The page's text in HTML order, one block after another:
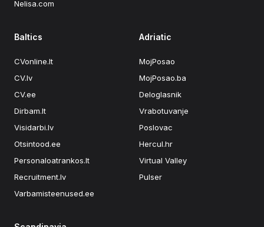
Nelisa.com
Baltics
CVonline.lt
CV.lv
CV.ee
Dirbam.It
Visidarbi.lv
Otsintood.ee
Personaloatrankos.lt
Recruitment.lv
Varbamisteenused.ee
Adriatic
MojPosao
MojPosao.ba
Deloglasnik
Vrabotuvanje
Poslovac
Hercul.hr
Virtual Valley
Pulser